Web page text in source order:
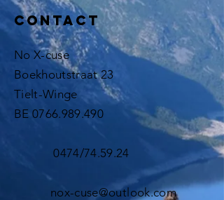
Contact
No X-cuse
Boekhoutstraat 23
Tielt-Winge
BE0766.989.490
0474/74.59.24
nox-cuse@outlook.com